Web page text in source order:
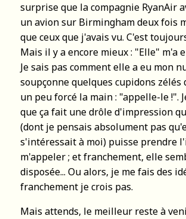
surprise que la compagnie RyanAir
un avion sur Birmingham deux fois
que ceux que j'avais vu. C'est
Mais il y a encore mieux : "Elle" m'a
Je sais pas comment elle a eu mon
soupçonne quelques cupidons zélés
un peu forcé la main : "appelle-le !".
que ça fait une drôle d'impression
(dont je pensais absolument pas
s'intéressait à moi) puisse prendre
m'appeler ; et franchement, elle
disposée... Ou alors, je me fais des
franchement je crois pas.
Mais attends, le meilleur reste à